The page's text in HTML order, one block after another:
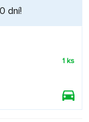
dní!
1 ks